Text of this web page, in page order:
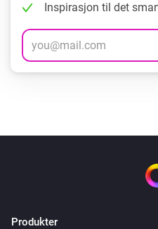
Inspirasjon til det
Produkter